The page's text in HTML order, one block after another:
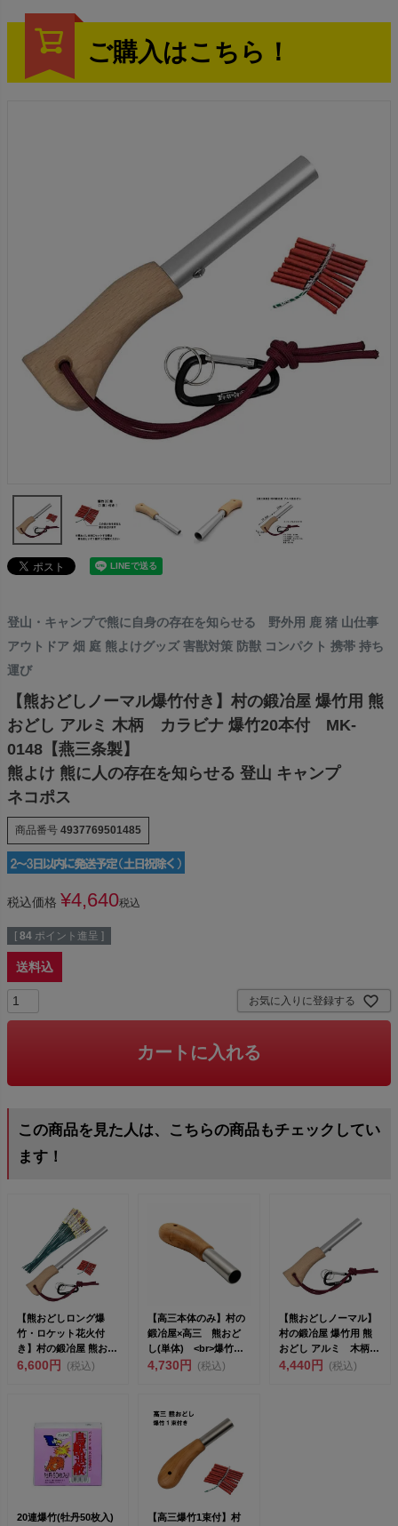
ご購入はこちら！
登山・キャンプで熊に自身の存在を知らせる 野外用 鹿 猪 山仕事
アウトドア 畑 庭 熊よけグッズ 害獣対策 防獣 コンパクト 携帯 持ち
運び
【熊おどしノーマル爆竹付き】村の鍛冶屋 爆竹用 熊
おどし アルミ 木柄 カラビナ 爆竹20本付 MK-
0148【燕三条製】
熊よけ 熊に人の存在を知らせる 登山 キャンプ
ネコポス
商品番号 4937769501485
税込価格 ¥4,640税込
[ 84 ポイント進呈 ]
送料込
お気に入りに登録する
カートに入れる
この商品を見た人は、こちらの商品もチェックしてい
ます！
【熊おどしロング爆
竹・ロケット花火付
き】村の鍛冶屋 熊おど
しロングパイプ ロケッ
6,600円 (税込)
【高三本体のみ】村の
鍛冶屋×高三 熊おど
し(単体) <br>爆竹を
セット...
4,730円 (税込)
【熊おどしノーマル】
村の鍛冶屋 爆竹用 熊
おどし アルミ 木柄
カラビナ付 MK-0...
4,440円 (税込)
20連爆竹(牡丹50枚入)
【高三爆竹1束付】村